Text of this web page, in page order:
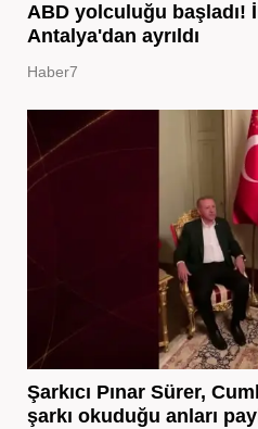
ABD yolculuğu başladı!
Antalya'dan ayrıldı
Haber7
Şarkıcı Pınar Sürer,
şarkı okuduğu anları